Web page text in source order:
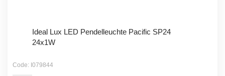
Ideal Lux LED Pendelleuchte Pacific SP24
24x1W
Code: I079844